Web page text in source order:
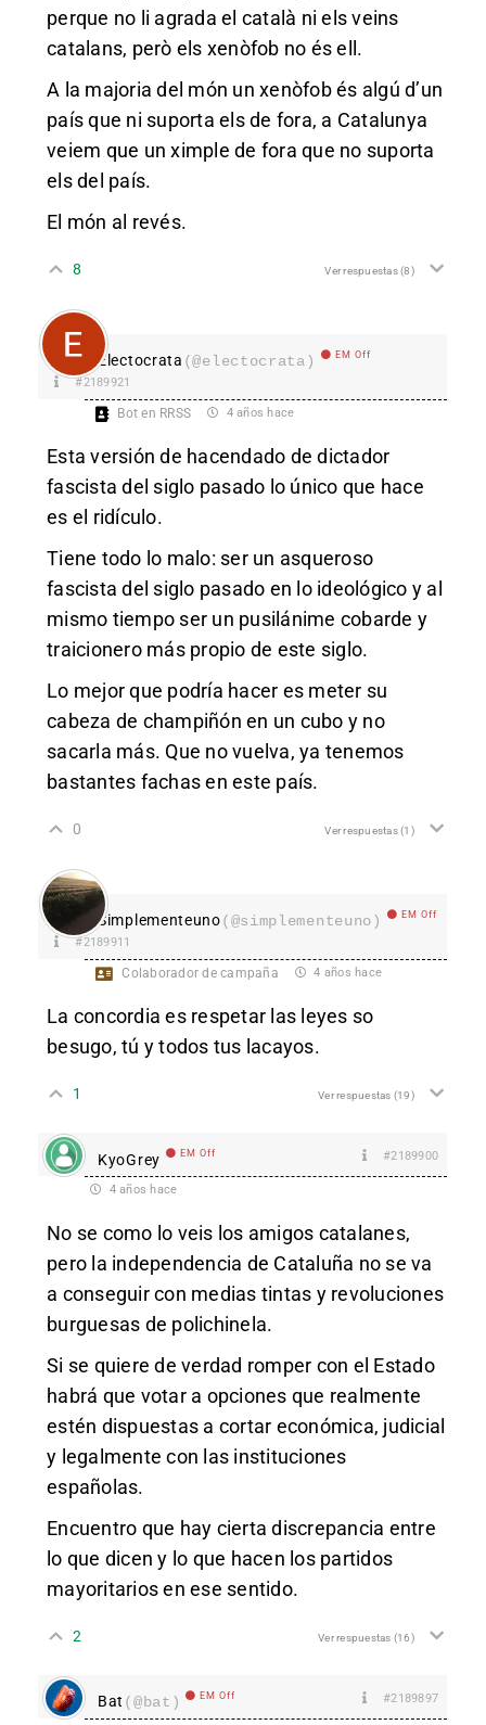
perque no li agrada el català ni els veins
catalans, però els xenòfob no és ell.
A la majoria del món un xenòfob és algú d’un
país que ni suporta els de fora, a Catalunya
veiem que un ximple de fora que no suporta
els del país.
El món al revés.
8 Ver respuestas(8)
Electocrata (@electocrata) EM Off
#2189921
Bot en RRSS 4 años hace
Esta versión de hacendado de dictador
fascista del siglo pasado lo único que hace
es el ridículo.
Tiene todo lo malo: ser un asqueroso
fascista del siglo pasado en lo ideológico y al
mismo tiempo ser un pusilánime cobarde y
traicionero más propio de este siglo.
Lo mejor que podría hacer es meter su
cabeza de champiñón en un cubo y no
sacarla más. Que no vuelva, ya tenemos
bastantes fachas en este país.
0 Ver respuestas(1)
Simplementeuno(@simplementeuno) EM Off
#2189911
Colaborador de campaña 4 años hace
La concordia es respetar las leyes so
besugo, tú y todos tus lacayos.
1 Ver respuestas (19)
KyoGrey EM Off #2189900
4 años hace
No se como lo veis los amigos catalanes,
pero la independencia de Cataluña no se va
a conseguir con medias tintas y revoluciones
burguesas de polichinela.
Si se quiere de verdad romper con el Estado
habrá que votar a opciones que realmente
estén dispuestas a cortar económica, judicial
y legalmente con las instituciones
españolas.
Encuentro que hay cierta discrepancia entre
lo que dicen y lo que hacen los partidos
mayoritarios en ese sentido.
2 Ver respuestas (16)
Bat (@bat) EM Off #2189897